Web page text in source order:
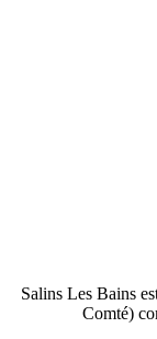
Salins Les Bains
Comté)